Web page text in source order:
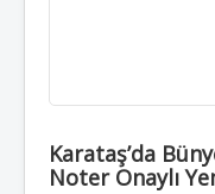
Karataş’da
Noter Onaylı